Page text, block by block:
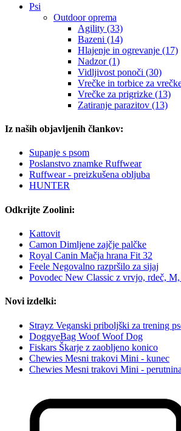
Psi
Outdoor oprema
Agility (33)
Bazeni (14)
Hlajenje in ogrevanje (17)
Nadzor (1)
Vidljivost ponoči (30)
Vrečke in torbice za
Vrečke za prigrizke (13)
Zatiranje parazitov (13)
Iz naših objavljenih člankov:
Supanje s psom
Poslanstvo znamke Ruffwear
Ruffwear - preizkušena obljuba
HUNTER
Odkrijte Zoolini:
Kattovit
Camon Dimljene zajčje palčke
Royal Canin Mačja hrana Fit 32
Feele Negovalno razpršilo za sijaj
Povodec New Classic z vrvjo, rdeč,
Novi izdelki:
Strayz Veganski priboljški za trening
DoggyeBag Woof Woof Dog
Fiskars Škarje z zaobljeno konico
Chewies Mesni trakovi Mini - kunec
Chewies Mesni trakovi Mini - perutnina